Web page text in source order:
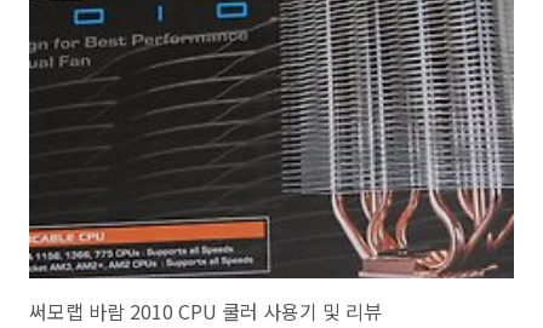
임이 안됩니다. * 3G일 경우 데이타를 많이 부가되니 확인후 게임을 하세
요. 자신의 왕국은 왕관표시로 되어 있습니다. 저의 왕국은 hardmanii
이고 Level은 7입니다. 친구 추가 환영합니다. 놀러오세요~ 저의 왕국에
는 현제 주택하고 광산이 성황리에 영업중입니다. 일자리 구..
써모랩 바람 2010 CPU 쿨러 사용기 및 리뷰